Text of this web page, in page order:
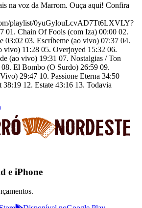
na voz da Marrom. Ouça aqui! Confira
playlist/0yuGylouLcvAD7Tt6LXVLY?
01. Chain Of Fools (com Iza) 00:00 02.
03:02 03. Escríbeme (ao vivo) 07:37 04.
vivo) 11:28 05. Overjoyed 15:32 06.
(ao vivo) 19:31 07. Nostalgias / Ton
El Bombo (O Surdo) 26:59 09.
29:47 10. Passione Eterna 34:50
38:19 12. Estate 43:16 13. Todavia
e iPhone